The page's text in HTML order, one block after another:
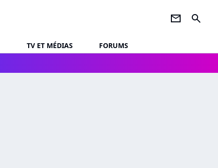
newsletter search
TV ET MÉDIAS
FORUMS